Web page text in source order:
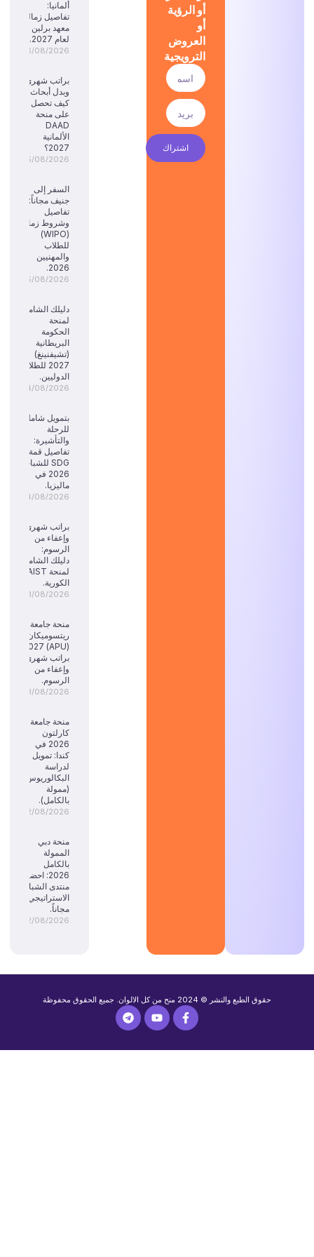
أو الرؤية
العروض
الترويجية
اشتراك
ألمانيا:
تفاصيل زمالة
معهد برلين
06/08/2026
براتب شهري
وبدل أبحاث:
كيف تحصل
على منحة
DAAD
الألمانية
2027؟
05/08/2026
السفر إلى
جنيف مجاناً:
تفاصيل
وشروط زمالة
(WIPO)
للطلاب
والمهنيين
2026.
05/08/2026
دليلك الشامل
لمنحة
الحكومة
البريطانية
(تشيفنينغ)
2027 للطلاب
الدوليين.
04/08/2026
بتمويل شامل
للرحلة
والتأشيرة:
تفاصيل قمة
SDG للشباب
2026 في
ماليزيا.
04/08/2026
براتب شهري
وإعفاء من
الرسوم:
دليلك الشامل
لمنحة KAIST
الكورية.
03/08/2026
منحة جامعة
ريتسوميكان
(APU) 2027:
براتب شهري
وإعفاء من
الرسوم.
03/08/2026
منحة جامعة
كارلتون
2026 في
كندا: تمويل
لدراسة
البكالوريوس
(ممولة
بالكامل).
02/08/2026
منحة دبي
الممولة
بالكامل
2026: احضر
منتدى الشباب
الاستراتيجي
مجاناً.
02/08/2026
حقوق الطبع والنشر © 2024 منح من كل الالوان. جميع الحقوق محفوظة